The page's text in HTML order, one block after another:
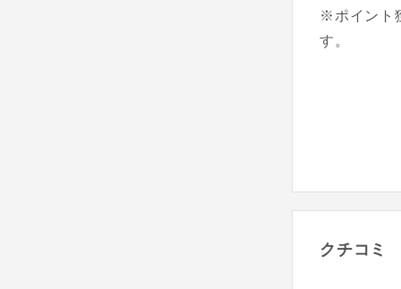
※ポイント
す。
クチコミ